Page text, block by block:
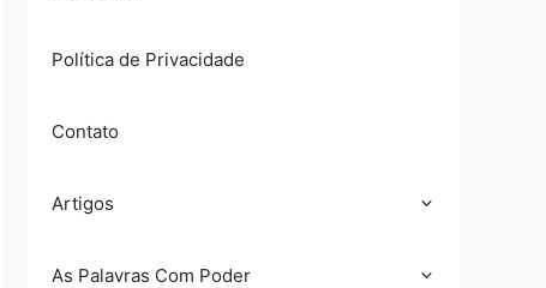
Política de Privacidade
Contato
Artigos
As Palavras Com Poder